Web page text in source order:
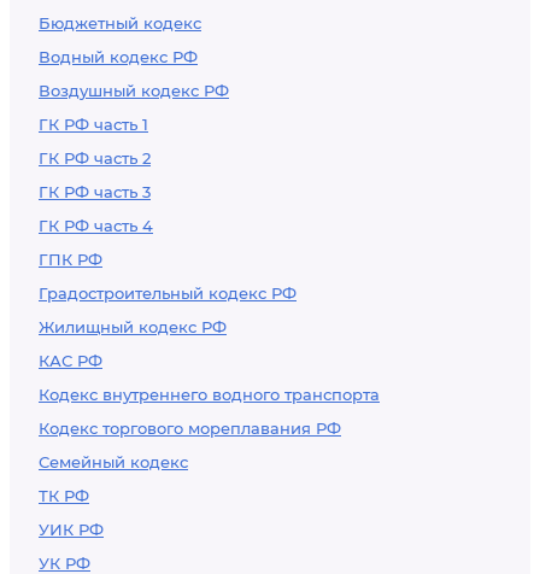
Бюджетный кодекс
Водный кодекс РФ
Воздушный кодекс РФ
ГК РФ часть 1
ГК РФ часть 2
ГК РФ часть 3
ГК РФ часть 4
ГПК РФ
Градостроительный кодекс РФ
Жилищный кодекс РФ
КАС РФ
Кодекс внутреннего водного транспорта
Кодекс торгового мореплавания РФ
Семейный кодекс
ТК РФ
УИК РФ
УК РФ